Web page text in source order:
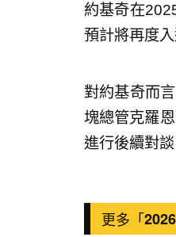
約基奇在
預計將再度
對約基奇而
塊總管克羅
進行後續對談
更多「